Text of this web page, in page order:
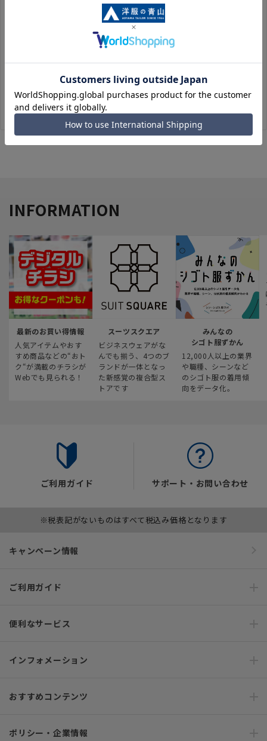
毎回のご注文時に入力いただく必要があります。
※洋服の青山オンラインストアのポイントは付与されません。
また、ゲスト購入後の会員情報統合・ポイントの付与は、対応
※購入履歴の確認、領収書の発行、キャンセル手続きはご利用
いただけません。
INFORMATION
最新のお買い得情報
人気アイテムやおす
すめ商品などの“おト
ク“が満載のチラシが
Webでも見られる！
スーツスクエア
ビジネスウェアがな
んでも揃う、4つのブ
ランドが一体となっ
た新感覚の複合型ス
トアです
みんなの
シゴト服ずかん
12,000人以上の業界
や職種、シーンなど
のシゴト服の着用傾
向をデータ化。
ご利用ガイド サポート・お問い合わせ
※税表記がないものはすべて税込み価格となります
キャンペーン情報
ご利用ガイド
便利なサービス
インフォメーション
おすすめコンテンツ
ポリシー・企業情報